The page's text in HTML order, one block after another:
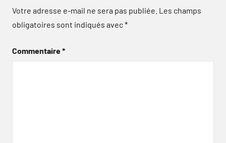
Votre adresse e-mail ne sera pas publiée. Les champs
obligatoires sont indiqués avec*
Commentaire*